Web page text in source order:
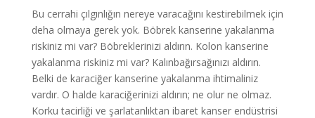
Bu cerrahi çılgınlığın nereye varacağını kestirebilmek için
deha olmaya gerek yok. Böbrek kanserine yakalanma
riskiniz mi var? Böbreklerinizi aldırın. Kolon kanserine
yakalanma riskiniz mi var? Kalınbağırsağınızı aldırın.
Belki de karaciğer kanserine yakalanma ihtimaliniz
vardır. O halde karaciğerinizi aldırın; ne olur ne olmaz.
Korku tacirliği ve şarlatanlıktan ibaret kanser endüstrisi